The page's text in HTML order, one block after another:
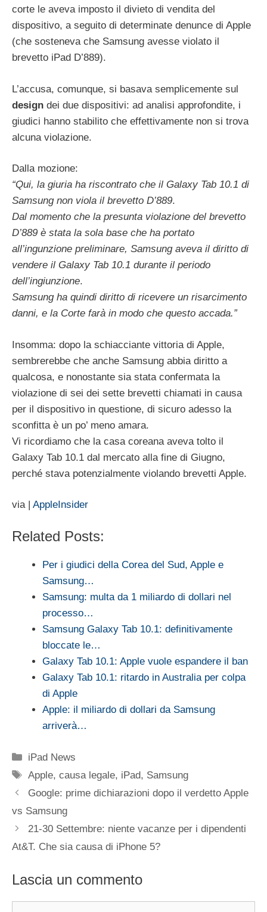
corte le aveva imposto il divieto di vendita del
dispositivo, a seguito di determinate denunce di Apple
(che sosteneva che Samsung avesse violato il
brevetto iPad D’889).
L’accusa, comunque, si basava semplicemente sul
design dei due dispositivi: ad analisi approfondite, i
giudici hanno stabilito che effettivamente non si trova
alcuna violazione.
Dalla mozione:
“Qui, la giuria ha riscontrato che il Galaxy Tab 10.1 di
Samsung non viola il brevetto D’889.
Dal momento che la presunta violazione del brevetto
D’889 è stata la sola base che ha portato
all’ingunzione preliminare, Samsung aveva il diritto di
vendere il Galaxy Tab 10.1 durante il periodo
dell’ingiunzione.
Samsungha quindi diritto di ricevere un risarcimento
danni, e la Corte farà in modo che questo accada.”
Insomma: dopo la schiacciante vittoria di Apple,
sembrerebbe che anche Samsung abbia diritto a
qualcosa, e nonostante sia stata confermata la
violazione di sei dei sette brevetti chiamati in causa
per il dispositivo in questione, di sicuro adesso la
sconfitta è un po’ meno amara.
Vi ricordiamo che la casa coreana aveva tolto il
Galaxy Tab 10.1 dal mercato alla fine di Giugno,
perché stava potenzialmente violando brevetti Apple.
via | AppleInsider
Related Posts:
Per i giudici della Corea del Sud, Apple e
Samsung…
Samsung: multa da 1 miliardo di dollari nel
processo…
Samsung Galaxy Tab 10.1: definitivamente
bloccate le…
Galaxy Tab 10.1: Apple vuole espandere il ban
Galaxy Tab 10.1: ritardo in Australia per colpa
di Apple
Apple: il miliardo di dollari da Samsung
arriverà…
Categorie
iPad News
Tag
Apple,causa legale, iPad, Samsung
Google: prime dichiarazioni dopo il verdetto Apple
vs Samsung
21-30 Settembre: niente vacanze per i dipendenti
At&T. Che sia causa di iPhone 5?
Lascia un commento